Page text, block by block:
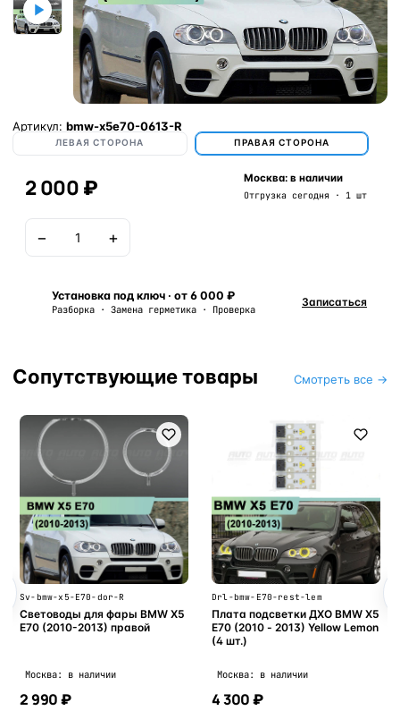
Артикул: bmw-x5e70-0613-R
ЛЕВАЯ СТОРОНА ПРАВАЯ СТОРОНА
2 000 ₽ Москва: в наличии
Отгрузка сегодня · 1 шт
− +
Установка под ключ · от 6 000 ₽
Разборка · Замена герметика · Проверка
Записаться
Сопутствующие товары Смотреть все →
Sv-bmw-x5-E70-dor-R
Световоды для фары BMW X5
E70 (2010-2013) правой
Москва: в наличии
2 990 ₽
Drl-bmw-E70-rest-lem
Плата подсветки ДХО BMW X5
E70 (2010 - 2013) Yellow Lemon
(4 шт.)
Москва: в наличии
4 300 ₽